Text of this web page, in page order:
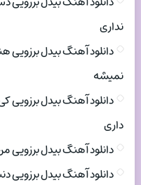
نداری
دانلود آهنگ بیدل
نمیشه
دانلود آهنگ بیدل برزویی
داری
دانلود آهنگ بیدل برزویی
دانلود آهنگ بیدل برزویی